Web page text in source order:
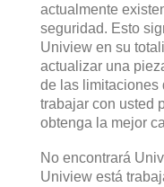
actualmente
seguridad. Esto
Uniview en su
actualizar una
de las limitaciones
trabajar con usted
obtenga la mejor
No encontrará
Uniview está